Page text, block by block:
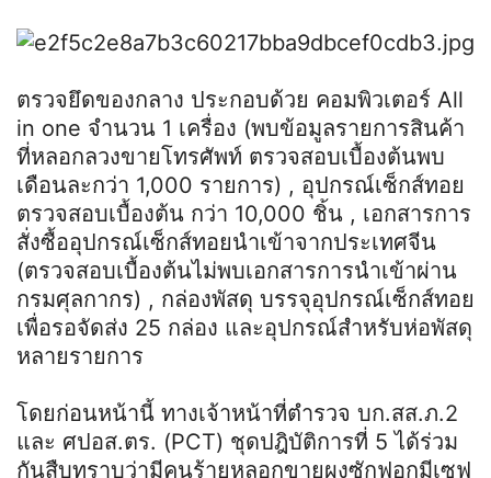
ตรวจยึดของกลาง ประกอบด้วย คอมพิวเตอร์ All
in one จำนวน 1 เครื่อง (พบข้อมูลรายการสินค้า
ที่หลอกลวงขายโทรศัพท์ ตรวจสอบเบื้องต้นพบ
เดือนละกว่า 1,000 รายการ) , อุปกรณ์เซ็กส์ทอย
ตรวจสอบเบื้องต้น กว่า 10,000 ชิ้น , เอกสารการ
สั่งซื้ออุปกรณ์เซ็กส์ทอยนำเข้าจากประเทศจีน
(ตรวจสอบเบื้องต้นไม่พบเอกสารการนำเข้าผ่าน
กรมศุลกากร) , กล่องพัสดุ บรรจุอุปกรณ์เซ็กส์ทอย
เพื่อรอจัดส่ง 25 กล่อง และอุปกรณ์สำหรับห่อพัสดุ
หลายรายการ
โดยก่อนหน้านี้ ทางเจ้าหน้าที่ตำรวจ บก.สส.ภ.2
และ ศปอส.ตร. (PCT) ชุดปฎิบัติการที่ 5 ได้ร่วม
กันสืบทราบว่ามีคนร้ายหลอกขายผงซักฟอกมีเซฟ